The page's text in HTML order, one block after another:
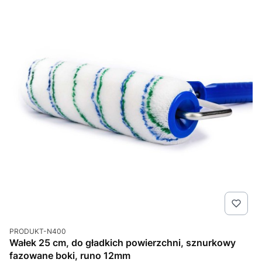
Kod produktu
PRODUKT-N400
Wałek 25 cm, do gładkich powierzchni, sznurkowy
fazowane boki, runo 12mm